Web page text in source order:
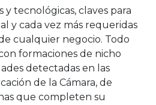
tecnológicas, claves para
y cada vez más requeridas
cualquier negocio. Todo
formaciones de nicho
detectadas en las
de la Cámara, de
que completen su